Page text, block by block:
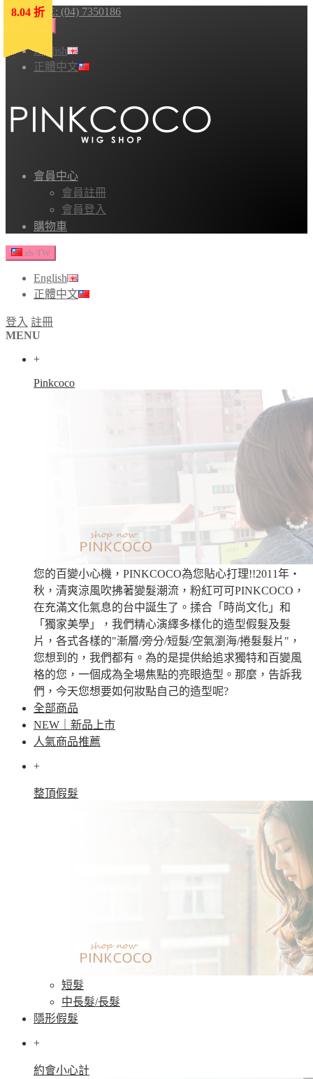
HOTLINE: (04) 7350186
English
正體中文
會員中心
會員註冊
會員登入
購物車
zh-TW
English
正體中文
登入 註冊
MENU
+
Pinkcoco
您的百變小心機，PINKCOCO為您貼心打理!!2011年‧
秋，清爽涼風吹拂著變髮潮流，粉紅可可PINKCOCO，
在充滿文化氣息的台中誕生了。揉合「時尚文化」和
「獨家美學」，我們精心演繹多樣化的造型假髮及髮
片，各式各樣的"漸層/旁分/短髮/空氣瀏海/捲髮髮片"，
您想到的，我們都有。為的是提供給追求獨特和百變風
格的您，一個成為全場焦點的亮眼造型。那麼，告訴我
們，今天您想要如何妝點自己的造型呢?
全部商品
NEW｜新品上市
人氣商品推薦
+
整頂假髮
短髮
中長髮/長髮
隱形假髮
+
約會小心計
8.04 折
8.04 折
8.04 折
8.04 折
8.04 折